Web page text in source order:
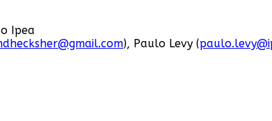
Ipea
), Paulo Levy (